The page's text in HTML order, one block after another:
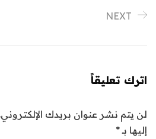
NEXT
اترك تعليقاً
لن يتم نشر عنوان بريدك الإلكتروني.
إليها بـ*